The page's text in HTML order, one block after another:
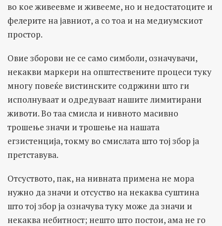
во кое живеевме и живееме, но и недостатоците и
фелерите на јавниот, а со тоа и на медиумскиот
простор.
Овие зборови не се само симболи, означувачи,
некакви маркери на општествените процеси туку
многу повеќе вистинските содржини што ги
исполнуваат и одредуваат нашите лимитирани
животи. Во таа смисла и нивното масивно
трошење значи и трошење на нашата
егзистенција, токму во смислата што тој збор ја
претставува.
Отсуството, пак, на нивната примена не мора
нужно да значи и отсуство на некаква суштина
што тој збор ја означува туку може да значи и
некаква небитност; нешто што постои, ама не го